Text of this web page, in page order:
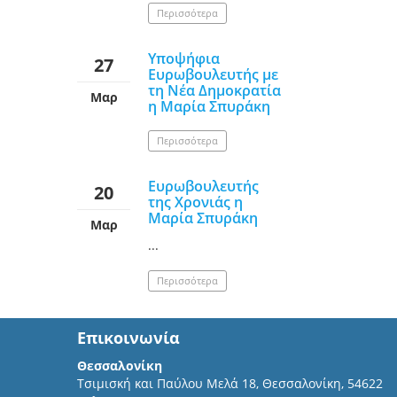
Περισσότερα
27
Μαρ
Υποψήφια
Ευρωβουλευτής με
τη Νέα Δημοκρατία
η Μαρία Σπυράκη
Περισσότερα
20
Μαρ
Ευρωβουλευτής
της Χρονιάς η
Μαρία Σπυράκη
...
Περισσότερα
Επικοινωνία
Θεσσαλονίκη
Τσιμισκή και Παύλου Μελά 18, Θεσσαλονίκη, 54622